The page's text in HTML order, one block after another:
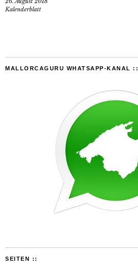
Kalenderblatt
MALLORCAGURU WHATSAPP-KANAL ::
SEITEN ::